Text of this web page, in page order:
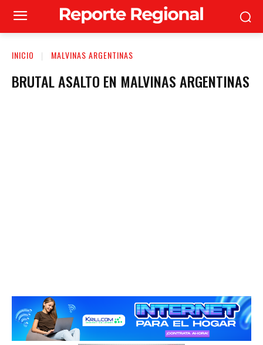
INICIO MALVINAS ARGENTINAS
BRUTAL ASALTO EN MALVINAS ARGENTINAS